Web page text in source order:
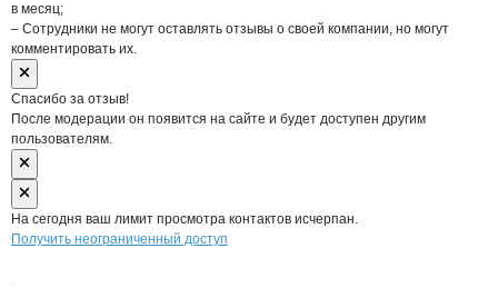
в месяц;
– Сотрудники не могут оставлять отзывы о своей компании, но могут
комментировать их.
Спасибо за отзыв!
После модерации он появится на сайте и будет доступен другим
пользователям.
На сегодня ваш лимит просмотра контактов исчерпан.
Получить неограниченный доступ